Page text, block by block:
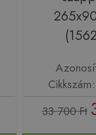
33 700 Ft